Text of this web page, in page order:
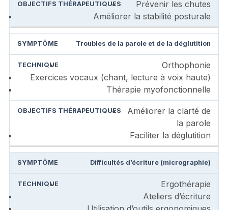
Prévenir les chutes
Améliorer la stabilité posturale
Troubles de la parole et de la déglutition
Orthophonie
Exercices vocaux (chant, lecture à voix haute)
Thérapie myofonctionnelle
Améliorer la clarté de
la parole
Faciliter la déglutition
Difficultés d’écriture (micrographie)
Ergothérapie
Ateliers d’écriture